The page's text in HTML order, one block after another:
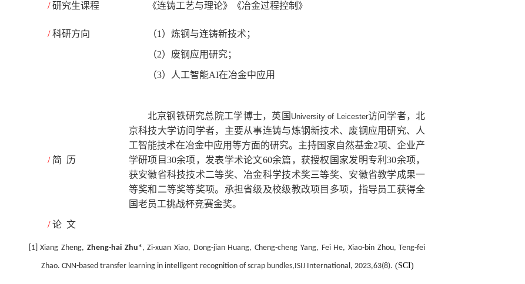
/ 研究生课程 《连铸工艺与理论》《冶金过程控制》
/ 科研方向 （1 ）炼钢与连铸新技术；
（2）废钢应用研究；
（3）人工智能AI在冶金中应用
/ 简 历
北京钢铁研究总院工学博士，英国 University of Leicester访问学者，北
京科技大学访问学者，主要从事连铸与炼钢新技术、废钢应用研究、人
工智能技术在冶金中应用等方面的研究。主持国家自然基金2项、企业产
学研项目30余项，发表学术论文60余篇，获授权国家发明专利30余项，
获安徽省科技技术二等奖、冶金科学技术奖三等奖、安徽省教学成果一
等奖和二等奖等奖项。承担省级及校级教改项目多项，指导员工获得全
国老员工挑战杯竞赛金奖。
/ 论 文
[1] Xiang Zheng, Zheng-hai Zhu*,Zi-xuan Xiao, Dong-jian Huang,Cheng-cheng Yang, Fei He,Xiao-bin Zhou,Teng-fei
Zhao. CNN-based transfer learning in intelligent recognition of scrap bundles,ISIJ International, 2023,63(8). (SCI)